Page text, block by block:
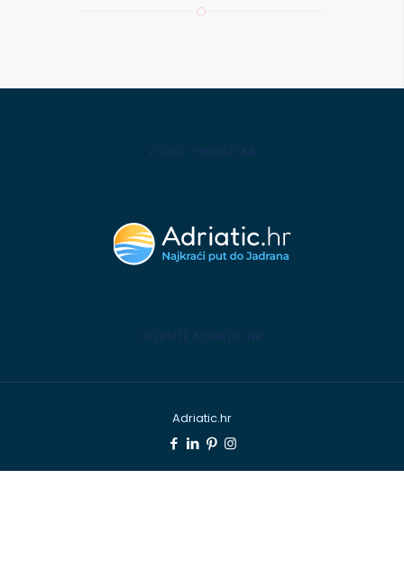
VODIČ - HRVATSKA
WEBSITE ADRIATIC.HR
Adriatic.hr